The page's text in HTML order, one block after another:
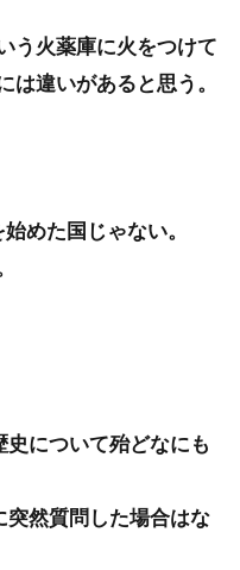
う火薬庫に火をつけて
違いがあると思う。
めた国じゃない。
について殆どなにも
然質問した場合はな